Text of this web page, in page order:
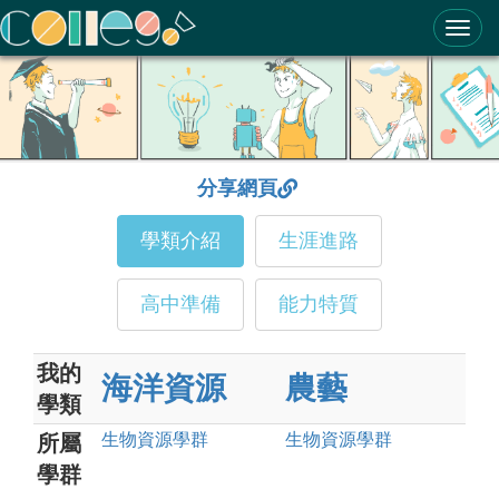
ColleGo! 大學選才與高中育才輔助系統
分享網頁
學類介紹 生涯進路
高中準備 能力特質
我的
學類
海洋資源 農藝
所屬
學群
生物資源學群 生物資源學群